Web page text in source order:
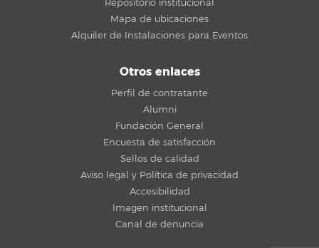
Repositorio institucional
Mapa de ubicaciones
Alquiler de Instalaciones para Eventos
Otros enlaces
Perfil de contratante
Alumni
Fundación General
Encuesta de satisfacción
Sellos de calidad
Aviso legal y Política de privacidad
Accesibilidad
Imagen institucional
Canal de denuncia